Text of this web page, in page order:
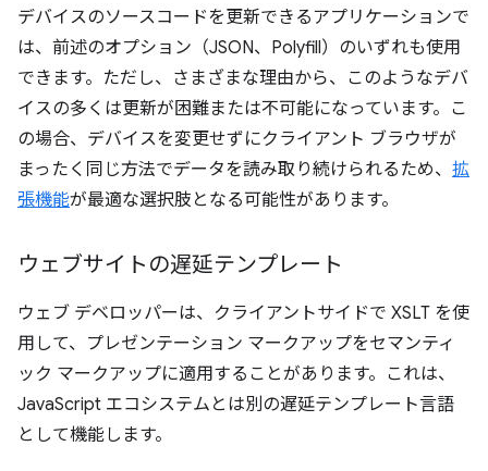
デバイスのソースコードを更新できるアプリケーションで
は、前述のオプション（JSON、Polyfill）のいずれも使用
できます。ただし、さまざまな理由から、このようなデバ
イスの多くは更新が困難または不可能になっています。こ
の場合、デバイスを変更せずにクライアント ブラウザが
まったく同じ方法でデータを読み取り続けられるため、 拡
張機能が最適な選択肢となる可能性があります。
ウェブサイトの遅延テンプレート
ウェブ デベロッパーは、クライアントサイドで XSLT を使
用して、プレゼンテーション マークアップをセマンティ
ック マークアップに適用することがあります。これは、
JavaScript エコシステムとは別の遅延テンプレート言語
として機能します。